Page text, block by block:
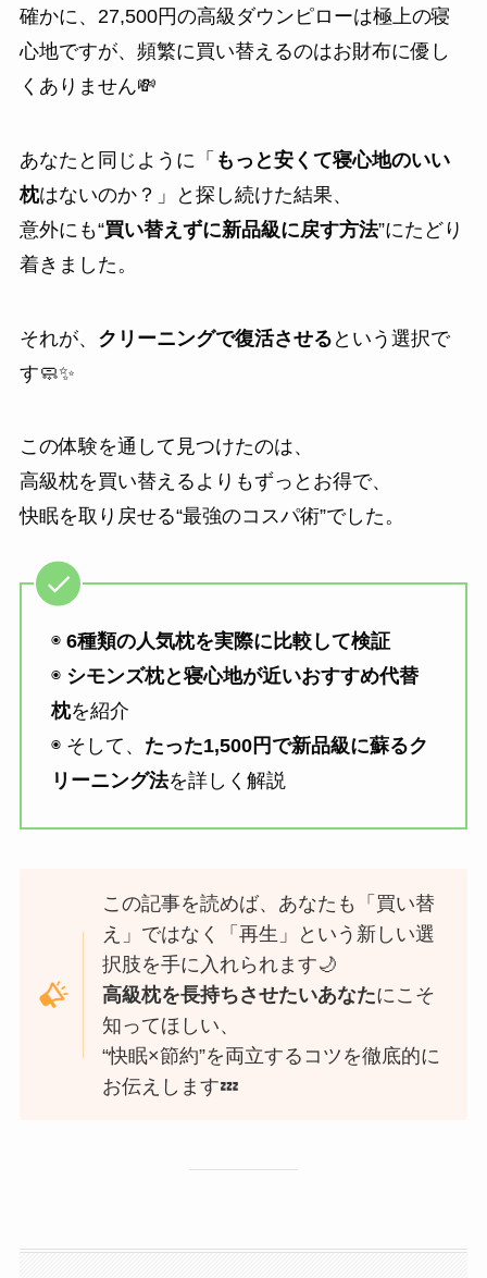
確かに、27,500円の高級ダウンピローは極上の寝
心地ですが、頻繁に買い替えるのはお財布に優し
くありません💸
あなたと同じように「 もっと安くて寝心地のいい
枕はないのか？」と探し続けた結果、
意外にも“買い替えずに新品級に戻す方法”にたどり
着きました。
それが、 クリーニングで復活させる という選択で
す🧼✨
この体験を通して見つけたのは、
高級枕を買い替えるよりもずっとお得で、
快眠を取り戻せる“最強のコスパ術”でした。
◉ 6種類の人気枕を実際に比較して検証
◉ シモンズ枕と寝心地が近いおすすめ代替
枕を紹介
◉ そして、 たった1,500円で新品級に蘇るク
リーニング法を詳しく解説
この記事を読めば、あなたも「買い替
え」ではなく「再生」という新しい選
択肢を手に入れられます🌙
高級枕を長持ちさせたいあなたにこそ
知ってほしい、
“快眠×節約”を両立するコツを徹底的に
お伝えします💤